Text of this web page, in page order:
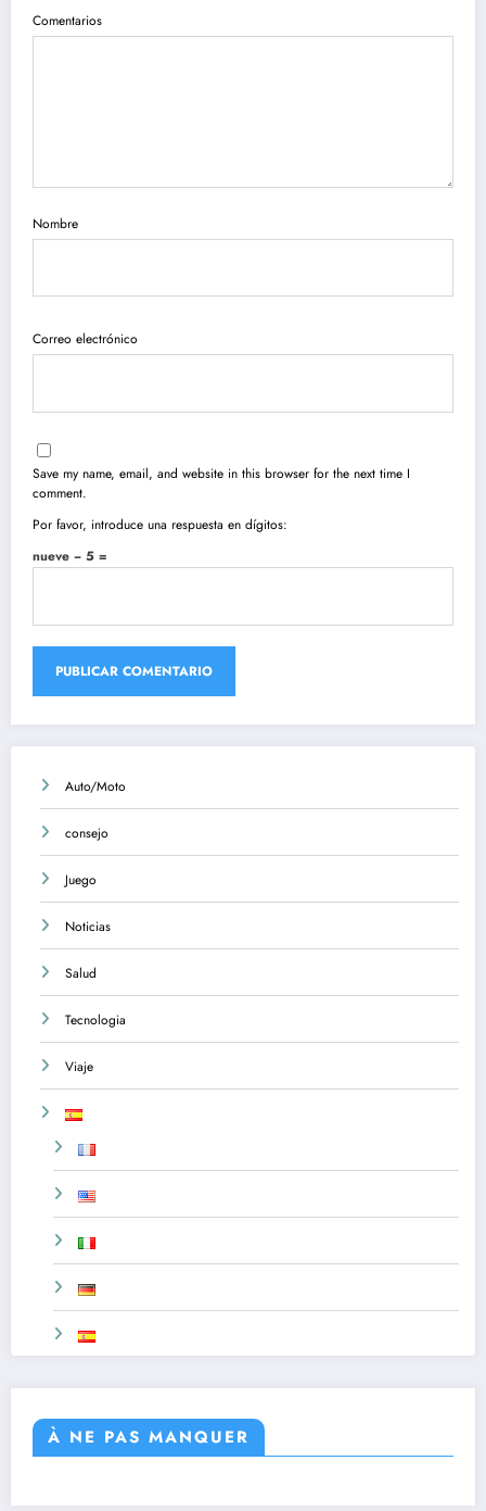
Comentarios
Nombre
Correo electrónico
Save my name, email, and website in this browser for the next time I
comment.
Por favor, introduce una respuesta en dígitos:
nueve − 5 =
Auto/Moto
consejo
Juego
Noticias
Salud
Tecnologia
Viaje
À NE PAS MANQUER